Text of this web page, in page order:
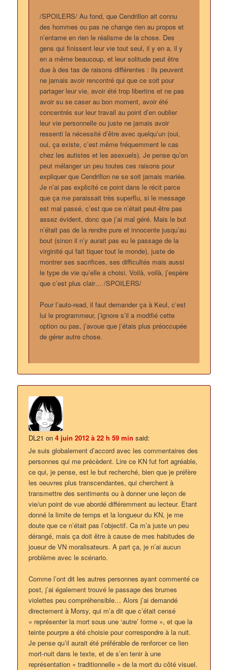
/SPOILERS/ Au fond, que Cendrillon ait connu
des hommes ou pas ne change rien au propos et
n’entame en rien le réalisme de la chose. Des
gens qui finissent leur vie tout seul, il y en a, il y
en a même beaucoup, et leur solitude peut être
due à des tas de raisons différentes : ils peuvent
ne jamais avoir rencontré qui que ce soit pour
partager leur vie, avoir été trop libertins et ne pas
avoir su se caser au bon moment, avoir été
concentrés sur leur travail au point d’en oublier
leur vie personnelle ou juste ne jamais avoir
ressenti la nécessité d’être avec quelqu’un (oui,
oui, ça existe, c’est même fréquemment le cas
chez les autistes et les asexuels). Je pense qu’on
peut mélanger un peu toutes ces raisons pour
expliquer que Cendrillon ne se soit jamais mariée.
Je n’ai pas explicité ce point dans le récit parce
que ça me paraissait très superflu, si le message
est mal passé, c’est que ce n’était peut-être pas
assez évident, donc que j’ai mal géré. Mais le but
n’était pas de la rendre pure et innocente jusqu’au
bout (sinon il n’y aurait pas eu le passage de la
virginité qui fait tiquer tout le monde), juste de
montrer ses sacrifices, ses difficultés mais aussi
le type de vie qu’elle a choisi. Voilà, voilà, j’espère
que c’est plus clair… /SPOILERS/
Pour l’auto-read, il faut demander ça à Keul, c’est
lui le programmeur, j’ignore s’il a modifié cette
option ou pas, j’avoue que j’étais plus préoccupée
de gérer autre chose.
DL21 on4 juin 2012 à 22 h 59 min said:
Je suis globalement d’accord avec les commentaires des
personnes qui me précèdent. Lire ce KN fut fort agréable,
ce qui, je pense, est le but recherché, bien que je préfère
les oeuvres plus transcendantes, qui cherchent à
transmettre des sentiments ou à donner une leçon de
vie/un point de vue abordé différemment au lecteur. Etant
donné la limite de temps et la longueur du KN, je me
doute que ce n’était pas l’objectif. Ca m’a juste un peu
dérangé, mais ça doit être à cause de mes habitudes de
joueur de VN moralisateurs. A part ça, je n’ai aucun
problème avec le scénario.
Comme l’ont dit les autres personnes ayant commenté ce
post, j’ai également trouvé le passage des brumes
violettes peu compréhensible… Alors j’ai demandé
directement à Morsy, qui m’a dit que c’était censé
« représenter la mort sous une ‘autre’ forme », et que la
teinte pourpre a été choisie pour correspondre à la nuit.
Je pense qu’il aurait été préférable de renforcer ce lien
mort-nuit dans le texte, et de s’en tenir à une
représentation « traditionnelle » de la mort du côté visuel.